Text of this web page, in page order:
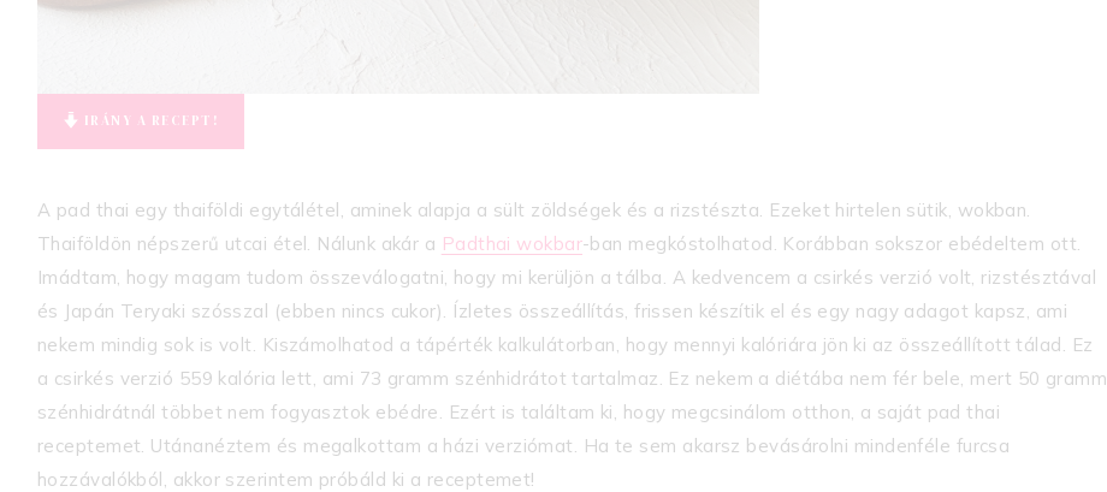
IRÁNY A RECEPT!
A pad thai egy thaiföldi egytálétel, aminek alapja a sült zöldségek és a rizstészta. Ezeket hirtelen sütik, wokban.
Thaiföldön népszerű utcai étel. Nálunk akár a Padthai wokbar-ban megkóstolhatod. Korábban sokszor ebédeltem ott.
Imádtam, hogy magam tudom összeválogatni, hogy mi kerüljön a tálba. A kedvencem a csirkés verzió volt, rizstésztával
és Japán Teryaki szósszal (ebben nincs cukor). Ízletes összeállítás, frissen készítik el és egy nagy adagot kapsz, ami
nekem mindig sok is volt. Kiszámolhatod a tápérték kalkulátorban, hogy mennyi kalóriára jön ki az összeállított tálad. Ez
a csirkés verzió 559 kalória lett, ami 73 gramm szénhidrátot tartalmaz. Ez nekem a diétába nem fér bele, mert 50 gramm
szénhidrátnál többet nem fogyasztok ebédre. Ezért is találtam ki, hogy megcsinálom otthon, a saját pad thai
receptemet. Utánanéztem és megalkottam a házi verziómat. Ha te sem akarsz bevásárolni mindenféle furcsa
hozzávalókból, akkor szerintem próbáld ki a receptemet!